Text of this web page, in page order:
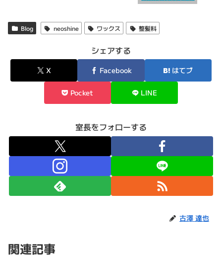
Blog neoshine ワックス 整髪料
シェアする
X Facebook はてブ
Pocket LINE
室長をフォローする
古澤 達也
関連記事